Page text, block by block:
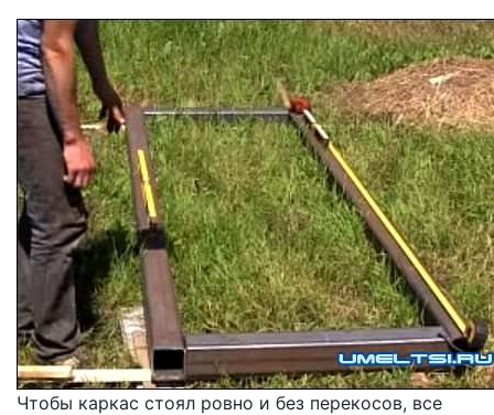
Чтобы каркас стоял ровно и без перекосов, все